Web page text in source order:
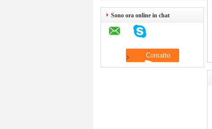
Sono ora online in chat